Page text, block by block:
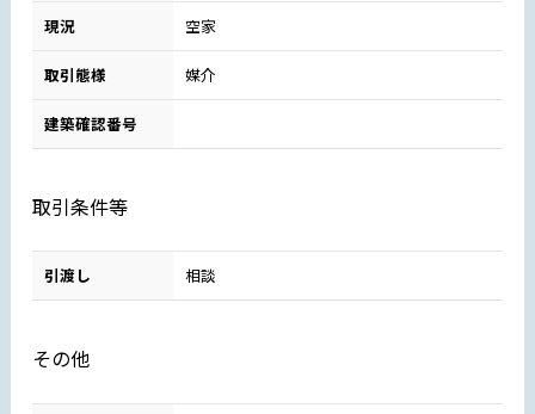
現況 空家
取引態様 媒介
建築確認番号
取引条件等
引渡し 相談
その他